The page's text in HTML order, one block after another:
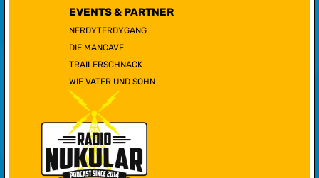
EVENTS & PARTNER
NERDYTERDYGANG
DIE MANCAVE
TRAILERSCHNACK
WIE VATER UND SOHN